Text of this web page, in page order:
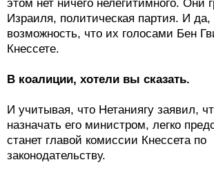
этом нет ничего нелегитимного. Они
Израиля, политическая партия. И
возможность, что их голосами Бен
Кнессете.
В коалиции, хотели вы сказать.
И учитывая, что Нетаниягу заявил,
назначать его министром, легко
станет главой комиссии Кнессета по
законодательству.